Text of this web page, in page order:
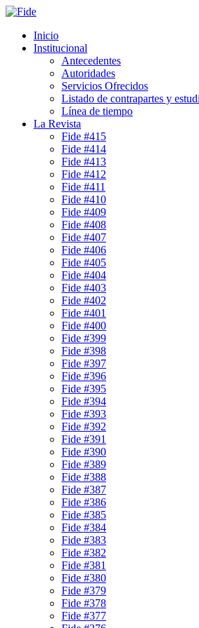
Inicio
Institucional
Antecedentes
Autoridades
Servicios Ofrecidos
Listado de contrapartes y
Línea de tiempo
La Revista
Fide #415
Fide #414
Fide #413
Fide #412
Fide #411
Fide #410
Fide #409
Fide #408
Fide #407
Fide #406
Fide #405
Fide #404
Fide #403
Fide #402
Fide #401
Fide #400
Fide #399
Fide #398
Fide #397
Fide #396
Fide #395
Fide #394
Fide #393
Fide #392
Fide #391
Fide #390
Fide #389
Fide #388
Fide #387
Fide #386
Fide #385
Fide #384
Fide #383
Fide #382
Fide #381
Fide #380
Fide #379
Fide #378
Fide #377